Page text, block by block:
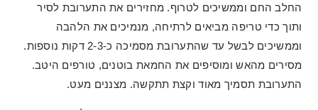
החלב החם וממשיכים לטרוף. מחזירים את התערובת לסיר
ותוך כדי טריפה מביאים לרתיחה, מנמיכים את הלהבה
וממשיכים לבשל עד שהתערובת מסמיכה כ-2-3 דקות נוספות.
מסירים מהאש ומוסיפים את החמאת בוטנים, טורפים היטב.
התערובת תסמיך מאוד וקצת תתקשה. מצננים מעט.